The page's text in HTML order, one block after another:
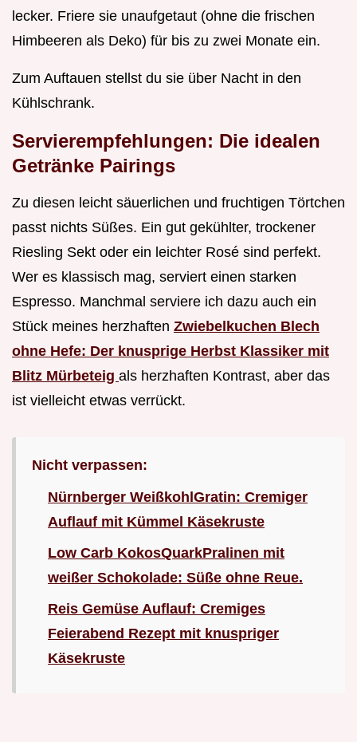
lecker. Friere sie unaufgetaut (ohne die frischen
Himbeeren als Deko) für bis zu zwei Monate ein.
Zum Auftauen stellst du sie über Nacht in den
Kühlschrank.
Servierempfehlungen: Die idealen
Getränke Pairings
Zu diesen leicht säuerlichen und fruchtigen Törtchen
passt nichts Süßes. Ein gut gekühlter, trockener
Riesling Sekt oder ein leichter Rosé sind perfekt.
Wer es klassisch mag, serviert einen starken
Espresso. Manchmal serviere ich dazu auch ein
Stück meines herzhaften Zwiebelkuchen Blech
ohne Hefe: Der knusprige Herbst Klassiker mit
Blitz Mürbeteig als herzhaften Kontrast, aber das
ist vielleicht etwas verrückt.
Nicht verpassen:
Nürnberger WeißkohlGratin: Cremiger
Auflauf mit Kümmel Käsekruste
Low Carb KokosQuarkPralinen mit
weißer Schokolade: Süße ohne Reue.
Reis Gemüse Auflauf: Cremiges
Feierabend Rezept mit knuspriger
Käsekruste